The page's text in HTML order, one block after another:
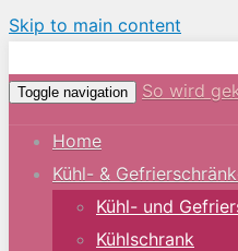
Skip to main content
Toggle navigation So wird
Home
Kühl- &
Kühl- und
Kühlschrank